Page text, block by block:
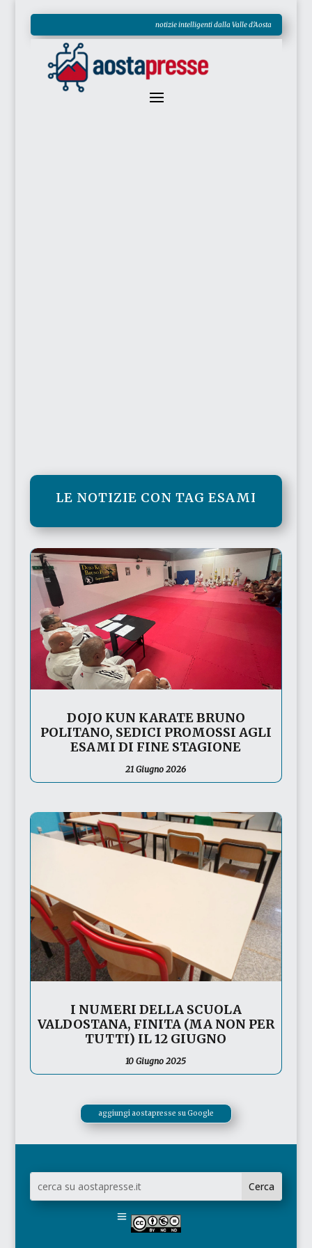
notizie intelligenti dalla Valle d'Aosta
LE NOTIZIE CON TAG ESAMI
DOJO KUN KARATE BRUNO
POLITANO, SEDICI PROMOSSI AGLI
ESAMI DI FINE STAGIONE
21 Giugno 2026
I NUMERI DELLA SCUOLA
VALDOSTANA, FINITA (MA NON PER
TUTTI) IL 12 GIUGNO
10 Giugno 2025
aggiungi aostapresse su Google